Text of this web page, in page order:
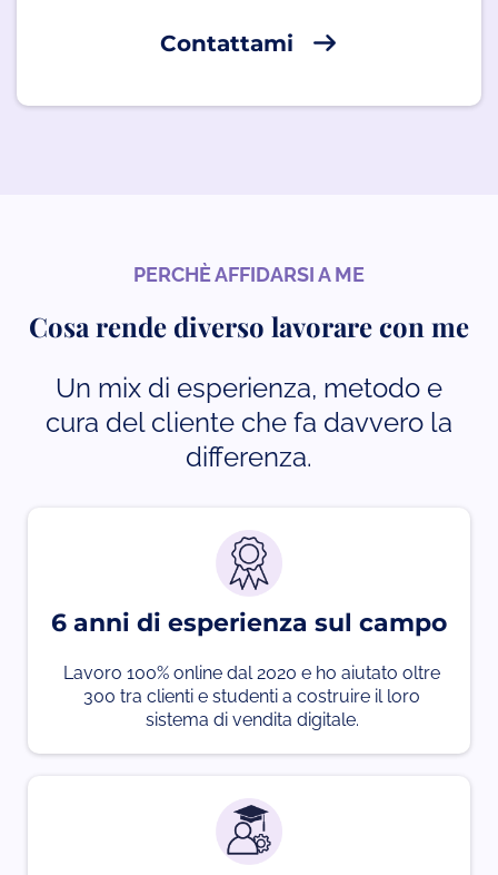
Contattami
PERCHÈ AFFIDARSI A ME
Cosa rende diverso lavorare con me
Un mix di esperienza, metodo e
cura del cliente che fa davvero la
differenza.
6 anni di esperienza sul campo
Lavoro 100% online dal 2020 e ho aiutato oltre
300 tra clienti e studenti a costruire il loro
sistema di vendita digitale.